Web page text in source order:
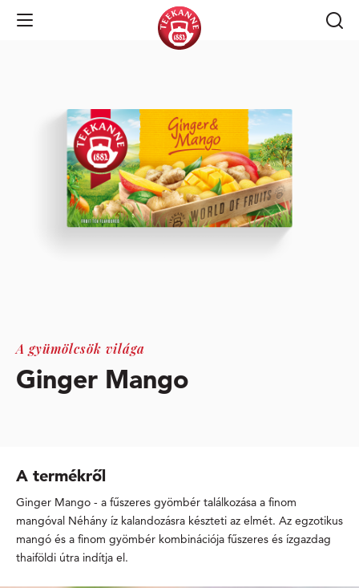
Open Navigation
A gyümölcsök világa
Ginger Mango
A termékről
Ginger Mango - a fűszeres gyömbér találkozása a finom
mangóval Néhány íz kalandozásra készteti az elmét. Az egzotikus
mangó és a finom gyömbér kombinációja fűszeres és ízgazdag
thaiföldi útra indítja el.